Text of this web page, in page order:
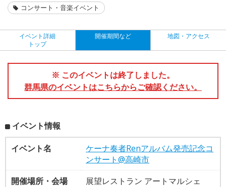
コンサート・音楽イベント
イベント詳細
トップ
開催期間など 地図・アクセス
※ このイベントは終了しました。
群馬県のイベントはこちらからご確認ください。
イベント情報
イベント名
ケーナ奏者Renアルバム発売記念コ
ンサート@高崎市
開催場所・会場
展望レストラン アートマルシェ